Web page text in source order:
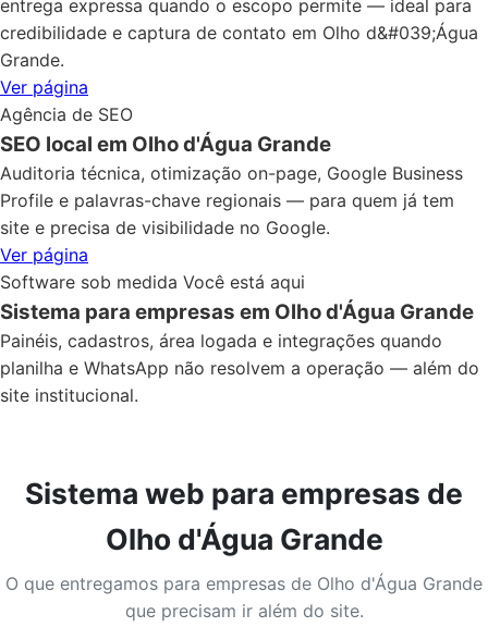
entrega expressa quando o escopo permite — ideal para
credibilidade e captura de contato em Olho d&#039;Água
Grande.
Ver página
Agência de SEO
SEO local em Olho d'Água Grande
Auditoria técnica, otimização on-page, Google Business
Profile e palavras-chave regionais — para quem já tem
site e precisa de visibilidade no Google.
Ver página
Software sob medida Você está aqui
Sistema para empresas em Olho d'Água Grande
Painéis, cadastros, área logada e integrações quando
planilha e WhatsApp não resolvem a operação — além do
site institucional.
Sistema web para empresas de
Olho d'Água Grande
O que entregamos para empresas de Olho d'Água Grande
que precisam ir além do site.